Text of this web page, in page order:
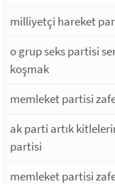
milliyetçi hareket
o grup seks partisi
koşmak
memleket partisi
ak parti artık
partisi
memleket partisi